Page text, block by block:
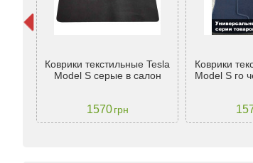
Коврики текстильные Tesla
Model S серые в салон
1570 грн
Коврики
Model S го